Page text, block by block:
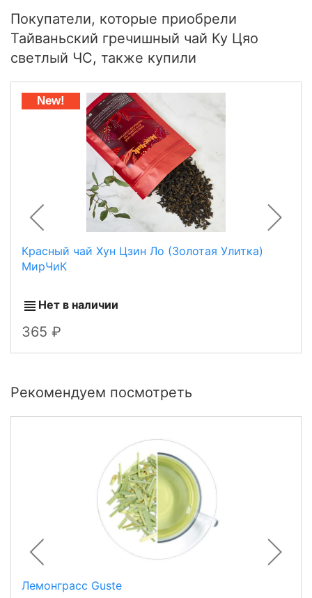
Покупатели, которые приобрели
Тайваньский гречишный чай Ку Цяо
светлый ЧС, также купили
Красный чай Хун Цзин Ло (Золотая Улитка)
МирЧиК
Нет в наличии
365
New!
Рекомендуем посмотреть
Лемонграсс Guste